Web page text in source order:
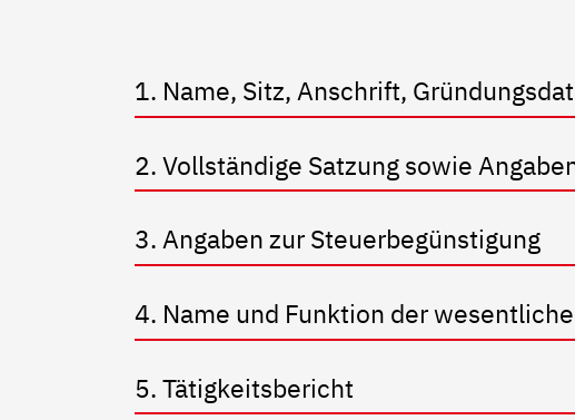
1. Name, Sitz, Anschrift,
2. Vollständige Satzung sowie
3. Angaben zur Steuerbegünstigung
4. Name und Funktion der
5. Tätigkeitsbericht